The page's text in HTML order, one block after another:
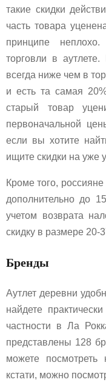
такие скидки
часть товара
принципе
торговли в
всегда ниже чем в
и есть та самая
старый товар
первоначальной
если вы хотите
ищите скидки на уже
Кроме того,
дополнительно до
учетом возврата
скидку в размере 20-
Бренды
Аутлет деревни
найдете
частности в Ла
представлены 128
можете посмотреть
кстати, можно